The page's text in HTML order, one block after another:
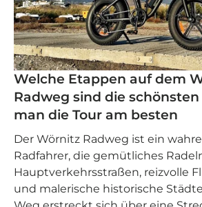
Welche Etappen auf dem
Radweg sind die
man die Tour am besten
Der Wörnitz Radweg ist ein
Radfahrer, die gemütliches
Hauptverkehrsstraßen, reizvolle
und malerische historische